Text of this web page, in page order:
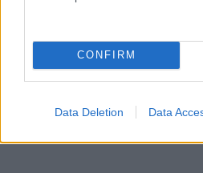
CONFIRM
Data Deletion Data
Ravald en del av laget, som
noensinne. Foto: